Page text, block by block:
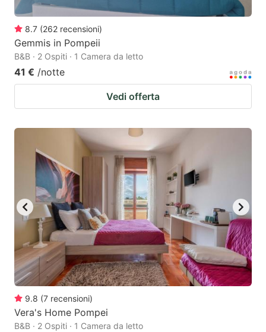
8.7 (262 recensioni)
Gemmis in Pompeii
B&B · 2 Ospiti · 1 Camera da letto
41 € /notte
Vedi offerta
9.8 (7 recensioni)
Vera's Home Pompei
B&B · 2 Ospiti · 1 Camera da letto